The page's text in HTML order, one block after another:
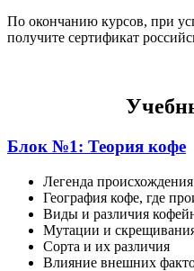
По окончанию курсов, при
получите сертификат
Блок №1: Теория кофе
Легенда
География кофе, где
Виды и различия
Мутации и
Сорта и их различия
Влияние внешних